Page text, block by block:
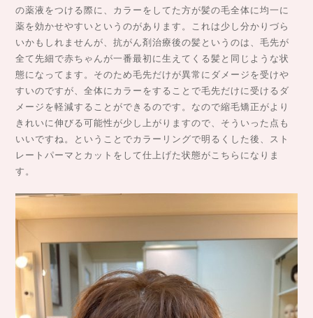
の薬液をつける際に、カラーをしてた方が髪の毛全体に均一に
薬を効かせやすいというのがあります。これは少し分かりづら
いかもしれませんが、抗がん剤治療後の髪というのは、毛先が
全て先細で赤ちゃんが一番最初に生えてくる髪と同じような状
態になってます。そのため毛先だけが異常にダメージを受けや
すいのですが、全体にカラーをすることで毛先だけに受けるダ
メージを軽減することができるのです。なので縮毛矯正がより
きれいに伸びる可能性が少し上がりますので、そういった点も
いいですね。ということでカラーリングで明るくした後、スト
レートパーマとカットをして仕上げた状態がこちらになりま
す。